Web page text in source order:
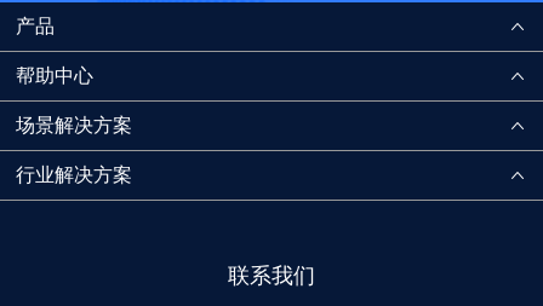
产品
帮助中心
场景解决方案
行业解决方案
联系我们